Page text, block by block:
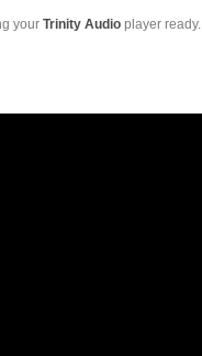
yourTrinity Audio player ready...